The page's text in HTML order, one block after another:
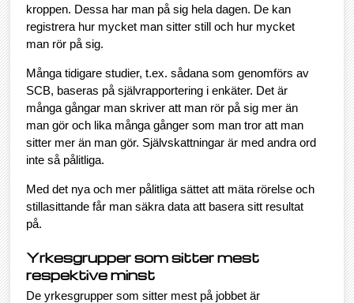
kroppen. Dessa har man på sig hela dagen. De kan
registrera hur mycket man sitter still och hur mycket
man rör på sig.
Många tidigare studier, t.ex. sådana som genomförs av
SCB, baseras på självrapportering i enkäter. Det är
många gångar man skriver att man rör på sig mer än
man gör och lika många gånger som man tror att man
sitter mer än man gör. Självskattningar är med andra ord
inte så pålitliga.
Med det nya och mer pålitliga sättet att mäta rörelse och
stillasittande får man säkra data att basera sitt resultat
på.
Yrkesgrupper som sitter mest
respektive minst
De yrkesgrupper som sitter mest på jobbet är